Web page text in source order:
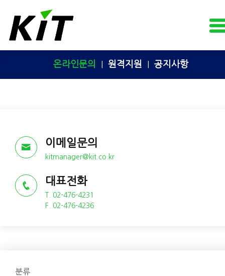
온라인문의 원격지원 공지사항
이메일문의
kitmanager@kit.co.kr
대표전화
T. 02-476-4231
F. 02-476-4236
분류